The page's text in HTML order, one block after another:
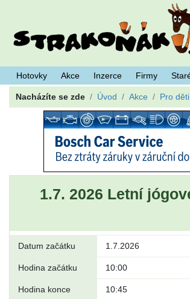
Hotovky Akce Inzerce Firmy
Nacházíte se zde Úvod Akce Pro děti
1.7. 2026 Letní
Datum začátku 1.7.2026
Hodina začátku 10:00
Hodina konce 10:45